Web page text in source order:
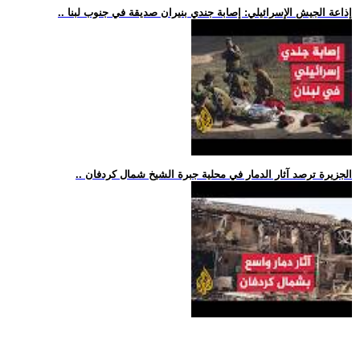
.. إذاعة الجيش الإسرائيلي: إصابة جندي بنيران صديقة في جنوب لبنا
.. الجزيرة ترصد آثار الدمار في محلية جبرة الشيخ شمال كردفان